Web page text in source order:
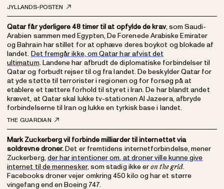
JYLLANDS-POSTEN
Qatar får yderligere 48 timer til at opfylde de krav, som Saudi-
Arabien sammen med Egypten, De Forenede Arabiske Emirater
og Bahrain har stillet for at ophæve deres boykot og blokade af
landet. Det fremgår ikke, om Qatar har afvist det
ultimatum. Landene har afbrudt de diplomatiske forbindelser til
Qatar og forbudt rejser til og fra landet. De beskylder Qatar for
at yde støtte til terrorister i regionen og for forsøg på at
etablere et tættere forhold til styret i Iran. De har blandt andet
krævet, at Qatar skal lukke tv-stationen Al Jazeera, afbryde
forbindelserne til Iran og lukke en tyrkisk base i landet.
THE GUARDIAN
Mark Zuckerberg vil forbinde milliarder til internettet via
soldrevne droner.Det er fremtidens internetforbindelse, mener
Zuckerberg, der har intentioner om, at droner ville kunne give
internet til de mennesker, som stadig ikke eron the grid.
Facebooks droner vejer omkring 450 kilo og har et større
vingefang end en Boeing 747.